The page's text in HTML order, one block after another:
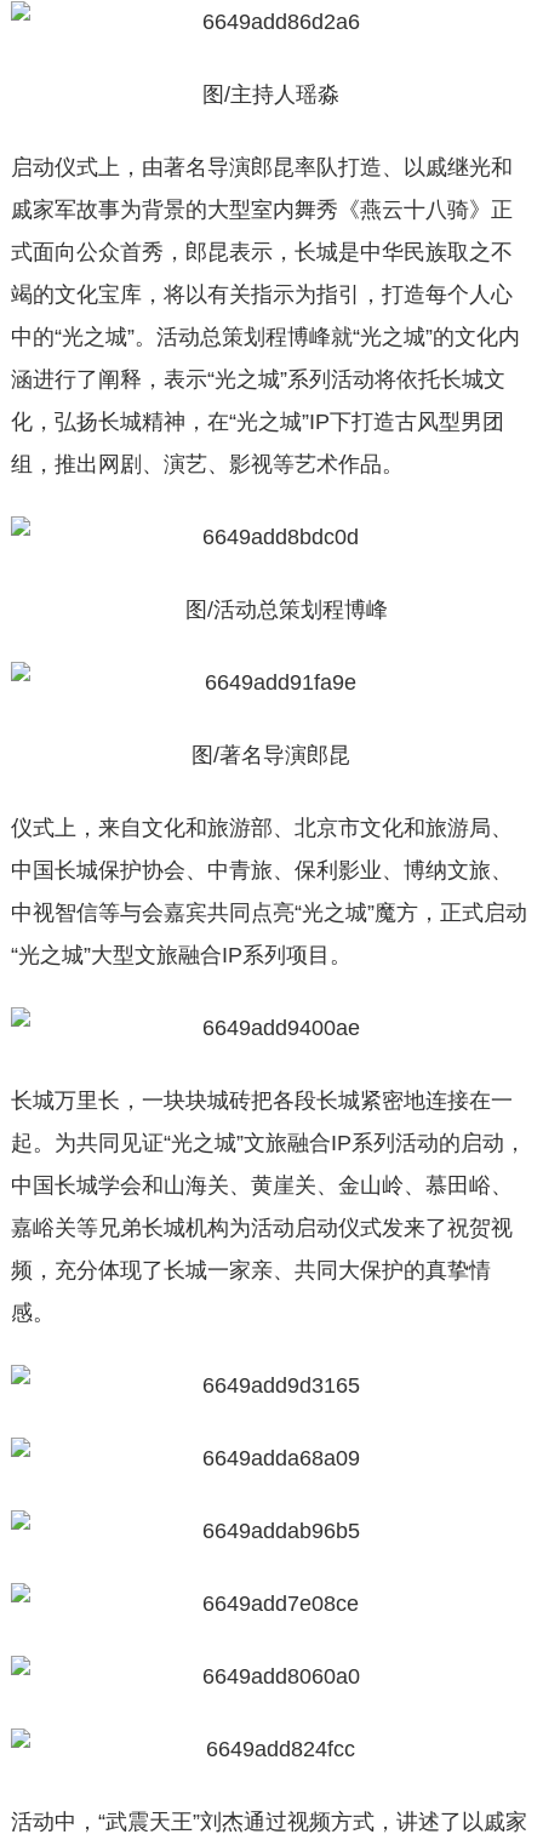
图/主持人瑶淼
启动仪式上，由著名导演郎昆率队打造、以戚继光和
戚家军故事为背景的大型室内舞秀《燕云十八骑》正
式面向公众首秀，郎昆表示，长城是中华民族取之不
竭的文化宝库，将以有关指示为指引，打造每个人心
中的“光之城”。活动总策划程博峰就“光之城”的文化内
涵进行了阐释，表示“光之城”系列活动将依托长城文
化，弘扬长城精神，在“光之城”IP下打造古风型男团
组，推出网剧、演艺、影视等艺术作品。
图/活动总策划程博峰
图/著名导演郎昆
仪式上，来自文化和旅游部、北京市文化和旅游局、
中国长城保护协会、中青旅、保利影业、博纳文旅、
中视智信等与会嘉宾共同点亮“光之城”魔方，正式启动
“光之城”大型文旅融合IP系列项目。
长城万里长，一块块城砖把各段长城紧密地连接在一
起。为共同见证“光之城”文旅融合IP系列活动的启动，
中国长城学会和山海关、黄崖关、金山岭、慕田峪、
嘉峪关等兄弟长城机构为活动启动仪式发来了祝贺视
频，充分体现了长城一家亲、共同大保护的真挚情
感。
活动中，“武震天王”刘杰通过视频方式，讲述了以戚家